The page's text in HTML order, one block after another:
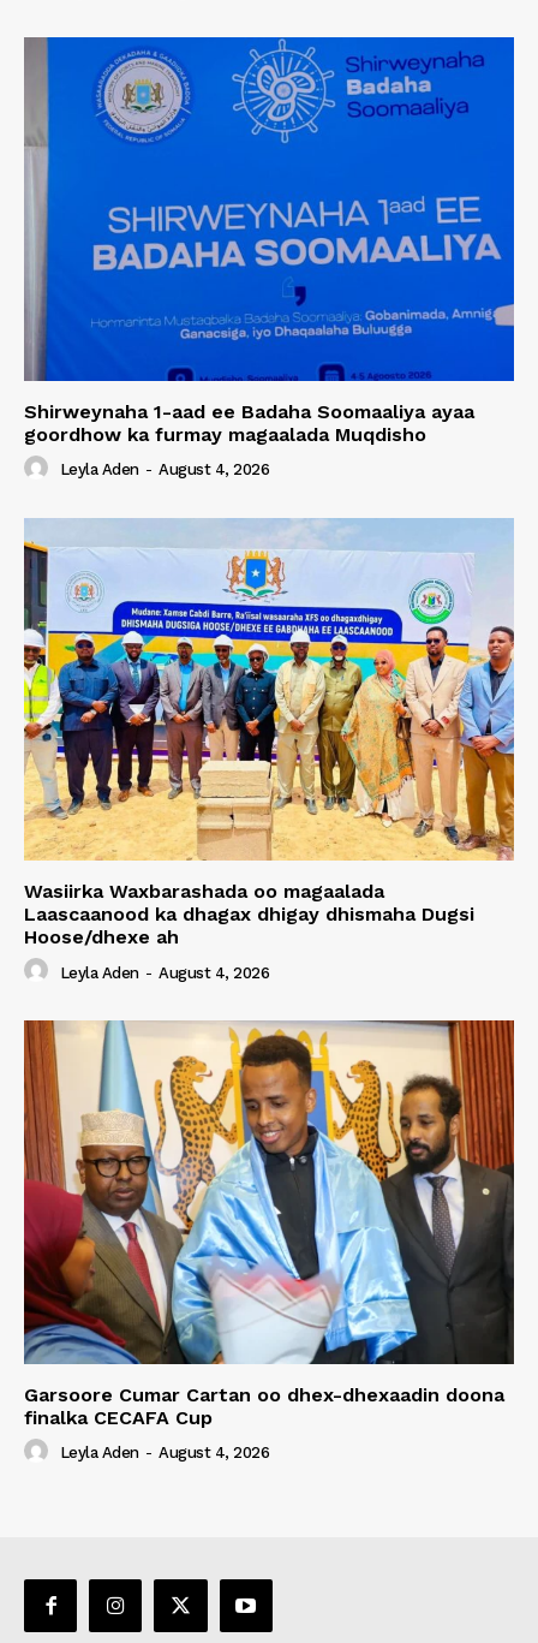
Shirweynaha 1-aad ee Badaha Soomaaliya ayaa
goordhow ka furmay magaalada Muqdisho
Leyla Aden - August 4, 2026
Wasiirka Waxbarashada oo magaalada
Laascaanood ka dhagax dhigay dhismaha Dugsi
Hoose/dhexe ah
Leyla Aden - August 4, 2026
Garsoore Cumar Cartan oo dhex-dhexaadin doona
finalka CECAFA Cup
Leyla Aden - August 4, 2026